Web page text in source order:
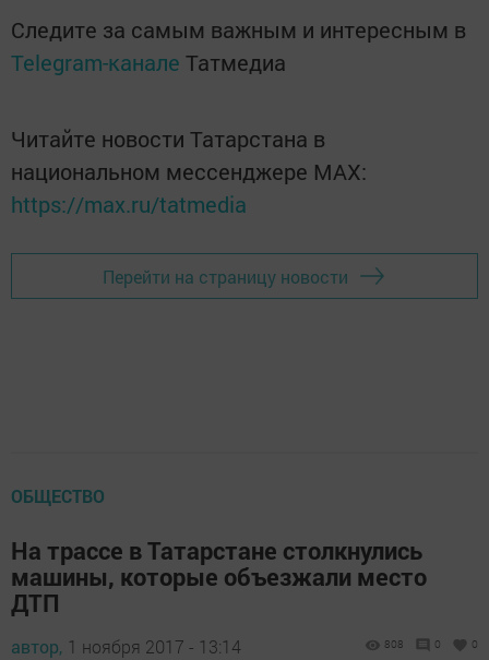
Следите за самым важным и интересным в
Telegram-канале Татмедиа
Читайте новости Татарстана в
национальном мессенджере MАХ:
https://max.ru/tatmedia
Перейти на страницу новости
ОБЩЕСТВО
На трассе в Татарстане столкнулись
машины, которые объезжали место
ДТП
автор, 1 ноября 2017 - 13:14 808 0 0